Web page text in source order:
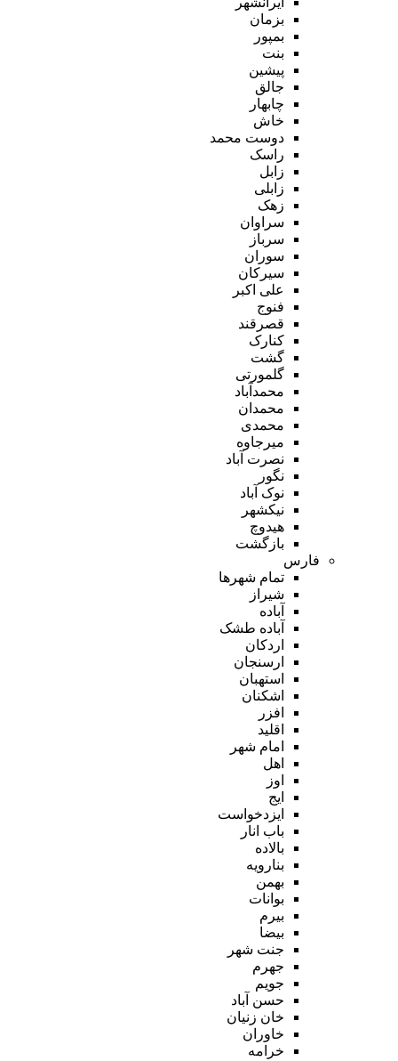
بزمان
بمپور
بنت
پیشین
جالق
چابهار
خاش
دوست محمد
راسک
زابل
زابلی
زهک
سراوان
سرباز
سوران
سیرکان
علی اکبر
فنوج
قصرقند
کنارک
گشت
گلمورتی
محمدآباد
محمدان
محمدی
میرجاوه
نصرت آباد
نگور
نوک آباد
نیکشهر
هیدوچ
بازگشت
فارس
تمام شهر‌ها
شیراز
آباده
آباده طشک
اردکان
ارسنجان
استهبان
اشکنان
افزر
اقلید
امام شهر
اهل
اوز
ایج
ایزدخواست
باب انار
بالاده
بنارویه
بهمن
بوانات
بیرم
بیضا
جنت شهر
جهرم
جویم
حسن آباد
خان زنیان
خاوران
خرامه